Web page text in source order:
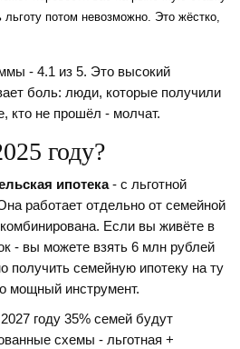
льготу потом невозможно. Это жёстко,
- 4.1 из 5. Это высокий
боль: люди, которые получили
кто не прошёл - молчат.
году?
ипотека- с льготной
работает отдельно от семейной
Если вы живёте в
- вы можете взять 6 млн рублей
получить семейную ипотеку на ту
мощный инструмент.
году 35% семей будут
схемы - льготная +